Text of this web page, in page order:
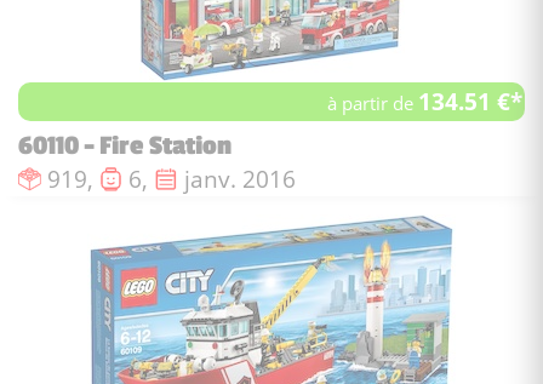
à partir de 134.51 €*
60110 - Fire Station
Nombre de pièces :
919, Nombre de figurines :
6, Date de sortie :
janv. 2016